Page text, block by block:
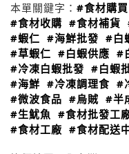
本單關鍵字： #食材購買
#食材收購 #食材補貨
#蝦仁 #海鮮批發 #白
#草蝦仁 #白蝦供應 #
#冷凍白蝦批發 #白蝦
#海鮮 #冷凍調理食 #
#微波食品 #烏賊 #半
#生魷魚 #食材批發工
#食材工廠 #食材配送